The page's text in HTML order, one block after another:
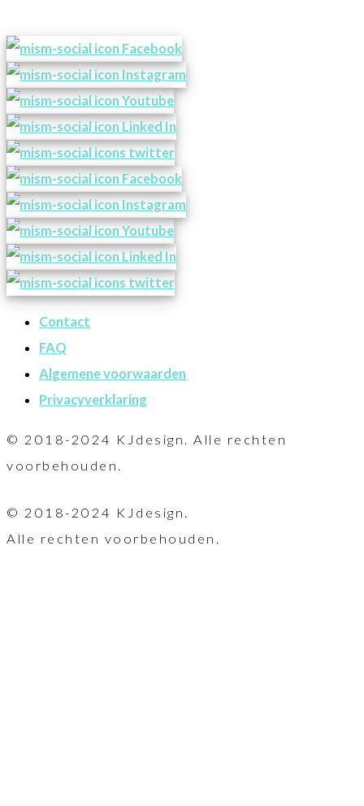
Contact
FAQ
Algemene voorwaarden
Privacyverklaring
© 2018-2024 KJdesign. Alle rechten
voorbehouden.
© 2018-2024 KJdesign.
Alle rechten voorbehouden.